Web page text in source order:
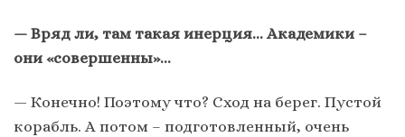
— Вряд ли, там такая инерция… Академики –
они «совершенны»…
— Конечно! Поэтому что? Сход на берег. Пустой
корабль. А потом – подготовленный, очень